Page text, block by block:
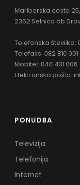
Mariborska cesta 25,
2352 Selnica ob
Telefonska številka:
Telefaks: 082 810 001
Mobitel: 040 431 006
Elektronska pošta:
PONUDBA
Televizija
Telefonija
Internet